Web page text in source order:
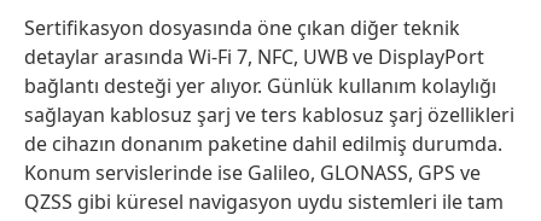
Sertifikasyon dosyasında öne çıkan diğer teknik
detaylar arasında Wi-Fi 7, NFC, UWB ve DisplayPort
bağlantı desteği yer alıyor. Günlük kullanım kolaylığı
sağlayan kablosuz şarj ve ters kablosuz şarj özellikleri
de cihazın donanım paketine dahil edilmiş durumda.
Konum servislerinde ise Galileo, GLONASS, GPS ve
QZSS gibi küresel navigasyon uydu sistemleri ile tam